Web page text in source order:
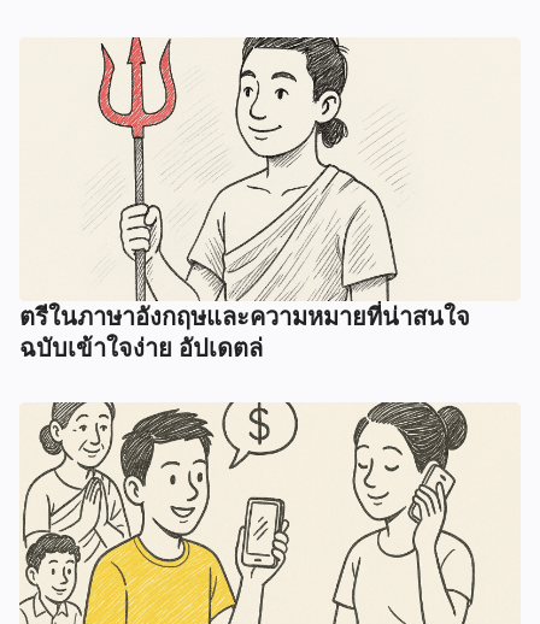
ตรีในภาษาอังกฤษและความหมายที่น่าสนใจ
ฉบับเข้าใจง่าย อัปเดตล่